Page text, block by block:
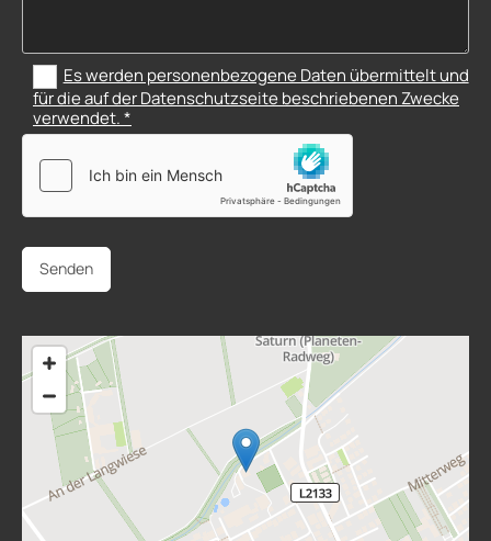
Es werden personenbezogene Daten übermittelt und
für die auf der Datenschutzseite beschriebenen Zwecke
verwendet. *